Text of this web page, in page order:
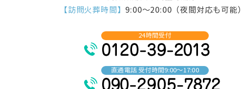
【訪問火葬時間】 9:00～20:00（夜間対応も可能）
24時間受付
直通電話 受付時間9:00～17:00